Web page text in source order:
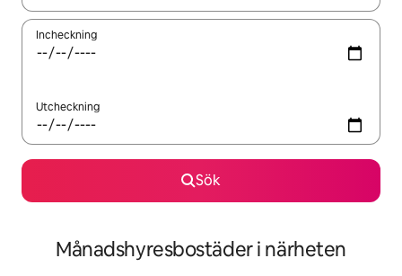
Incheckning
Utcheckning
Sök
Månadshyresbostäder i närheten